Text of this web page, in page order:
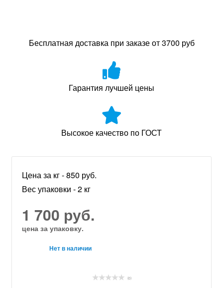
Бесплатная доставка при заказе от 3700 руб
Гарантия лучшей цены
Высокое качество по ГОСТ
Цена за кг - 850 руб.
Вес упаковки - 2 кг
1 700 руб.
цена за упаковку.
Нет в наличии
(0)